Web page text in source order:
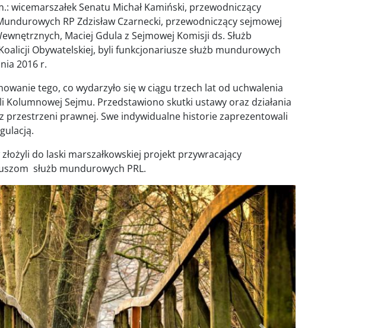
wicemarszałek Senatu Michał Kamiński, przewodniczący
RP Zdzisław Czarnecki, przewodniczący sejmowej
Maciej Gdula z Sejmowej Komisji ds. Służb
Obywatelskiej, byli funkcjonariusze służb mundurowych
2016 r.
tego, co wydarzyło się w ciągu trzech lat od uchwalenia
Kolumnowej Sejmu. Przedstawiono skutki ustawy oraz działania
przestrzeni prawnej. Swe indywidualne historie zaprezentowali
do laski marszałkowskiej projekt przywracający
służb mundurowych PRL.